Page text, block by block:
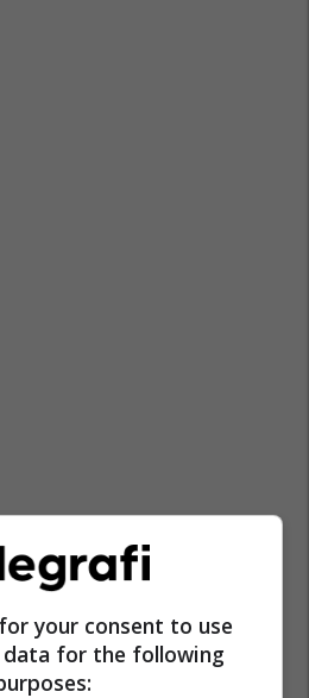
your consent to use
data for the following